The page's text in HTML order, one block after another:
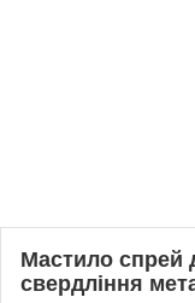
Мастило спрей
свердління